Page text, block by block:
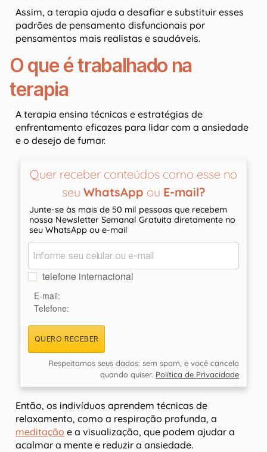
Assim, a terapia ajuda a desafiar e substituir esses
padrões de pensamento disfuncionais por
pensamentos mais realistas e saudáveis.
O que é trabalhado na
terapia
A terapia ensina técnicas e estratégias de
enfrentamento eficazes para lidar com a ansiedade
e o desejo de fumar.
Quer receber conteúdos como esse no
seu WhatsApp ou E-mail?
Junte-se às mais de 50 mil pessoas que recebem
nossa Newsletter Semanal Gratuita diretamente no
seu WhatsApp ou e-mail
telefone internacional
E-mail:
Telefone:
QUERO RECEBER
Respeitamos seus dados: sem spam, e você cancela
quando quiser. Política de Privacidade
Então, os indivíduos aprendem técnicas de
relaxamento, como a respiração profunda, a
meditação e a visualização, que podem ajudar a
acalmar a mente e reduzir a ansiedade.